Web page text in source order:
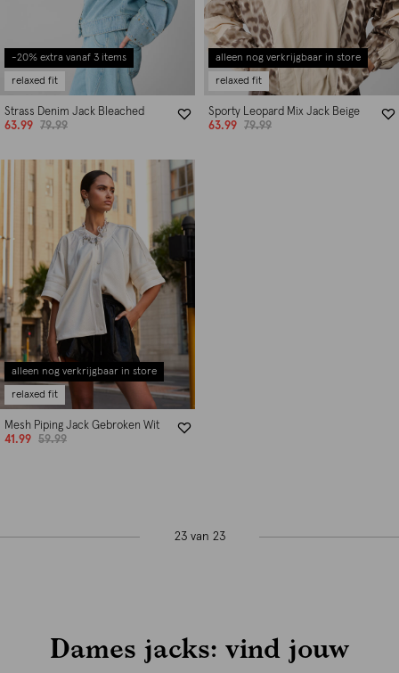
-20% extra vanaf 3 items
relaxed fit
Strass Denim Jack Bleached
63.99
79.99
alleen nog verkrijgbaar in store
relaxed fit
Sporty Leopard Mix Jack Beige
63.99
79.99
alleen nog verkrijgbaar in store
relaxed fit
Mesh Piping Jack Gebroken Wit
41.99
59.99
23 van 23
Dames jacks: vind jouw